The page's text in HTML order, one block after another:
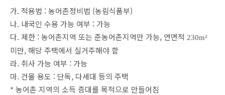
가. 적용법 : 농어촌정비법 (농림식품부)
나. 내국인 수용 가능 여부 : 가능
다. 제한 : 농어촌지역 또는 준농어촌지역만 가능, 연면적 230m²
미만, 해당 주택에서 실거주해야 함
라. 취사 가능 여부 : 가능
마. 건물 용도 : 단독, 다세대 등의 주택
* 농어촌 지역의 소득 증대를 목적으로 만들어짐